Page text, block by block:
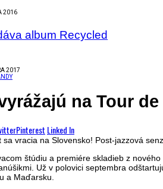
2016
album Recycled
2017
na Tour
Pinterest Linked In
štúdiu a premiére skladieb z
Už v polovici septembra
a Maďarsku.